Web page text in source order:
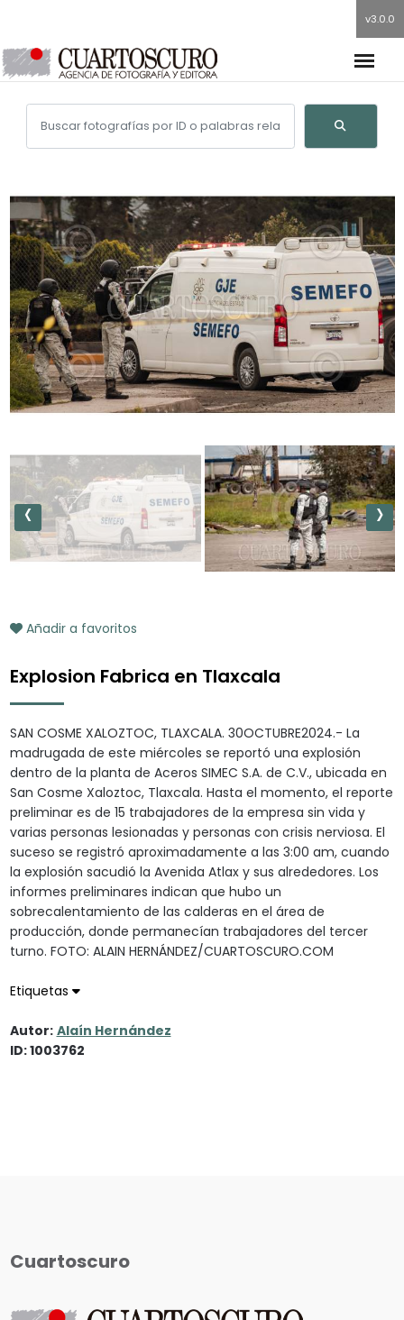
v3.0.0
‹ ›
Añadir a favoritos
Explosion Fabrica en Tlaxcala
SAN COSME XALOZTOC, TLAXCALA. 30OCTUBRE2024.- La
madrugada de este miércoles se reportó una explosión
dentro de la planta de Aceros SIMEC S.A. de C.V., ubicada en
San Cosme Xaloztoc, Tlaxcala. Hasta el momento, el reporte
preliminar es de 15 trabajadores de la empresa sin vida y
varias personas lesionadas y personas con crisis nerviosa. El
suceso se registró aproximadamente a las 3:00 am, cuando
la explosión sacudió la Avenida Atlax y sus alrededores. Los
informes preliminares indican que hubo un
sobrecalentamiento de las calderas en el área de
producción, donde permanecían trabajadores del tercer
turno. FOTO: ALAIN HERNÁNDEZ/CUARTOSCURO.COM
Etiquetas
Autor: Alaín Hernández
ID: 1003762
Cuartoscuro